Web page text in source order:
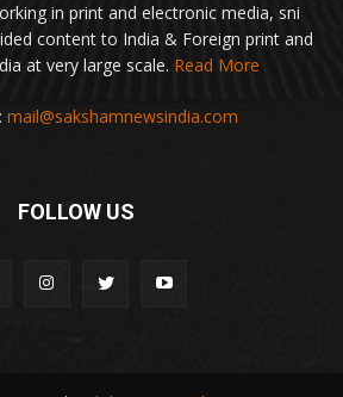
in print and electronic media, sni
content to India & Foreign print and
at very large scale. Read More
mail@sakshamnewsindia.com
FOLLOW US